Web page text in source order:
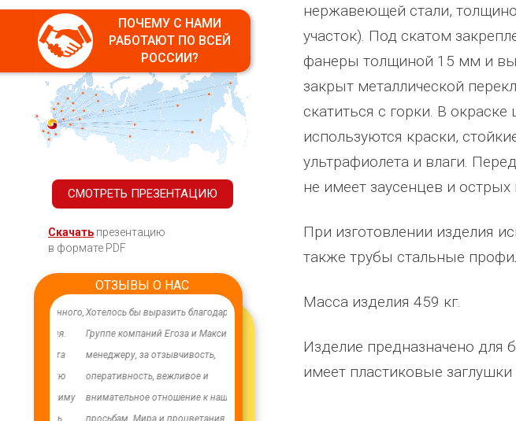
ПОЧЕМУ С НАМИ
РАБОТАЮТ ПО ВСЕЙ
РОССИИ?
СМОТРЕТЬ ПРЕЗЕНТАЦИЮ
Скачать презентацию
в формате PDF
ОТЗЫВЫ О НАС
Хотелось бы выразить благодарность
Группе компаний Егоза и Максиму -
менеджеру, за отзывчивость,
оперативность, вежливое и
внимательное отношение к нашим
В целях устойчивого водоснабжения,
ремонтные работы на водозаборе:
установлена водонапорная башня
индивидуальный подход и
лояльность. На
нержавеющей стали,
участок). Под скатом
фанеры толщиной 15 мм и
закрыт металлической
скатиться с горки. В
используются краски,
ультрафиолета и влаги.
не имеет заусенцев и
При изготовлении изделия
также трубы стальные
Масса изделия 459 кг.
Изделие предназначено для
имеет пластиковые